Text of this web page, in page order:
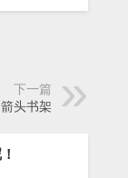
下一篇
头书架